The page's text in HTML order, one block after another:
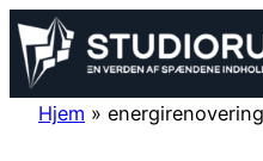
Spring
til
indhold
Hjem » energirenovering